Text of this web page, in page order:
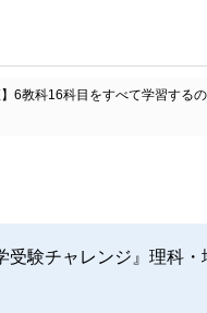
】6教科16科目をすべて学習する
受験チャレンジ』理科